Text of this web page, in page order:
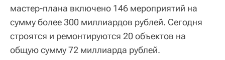
мастер-плана включено 146 мероприятий на
сумму более 300 миллиардов рублей. Сегодня
строятся и ремонтируются 20 объектов на
общую сумму 72 миллиарда рублей.